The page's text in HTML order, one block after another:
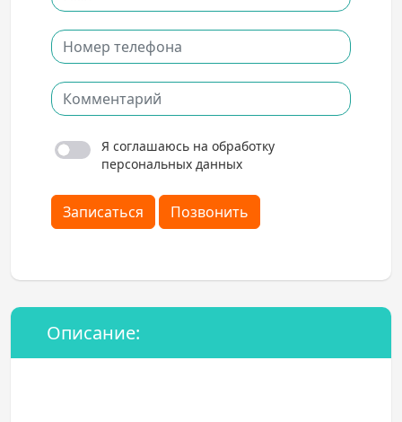
Я соглашаюсь на обработку
персональных данных
Записаться Позвонить
Описание: